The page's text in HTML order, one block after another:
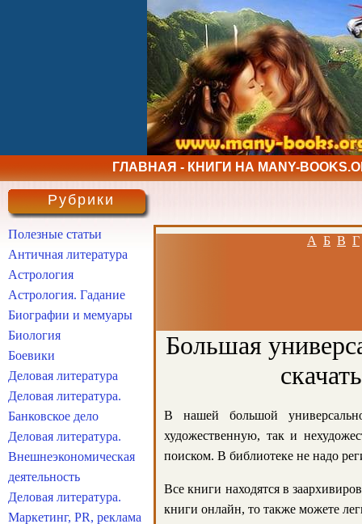
ГЛАВНАЯ - КНИГИ НА MANY-
А Б В Г
Большая
В нашей большой
художественную, так и
поиском. В библиотеке не надо
Все книги находятся в
книги онлайн, то также можете
Рубрики
Полезные статьи
Античная литература
Астрология
Астрология. Гадание
Биографии и мемуары
Биология
Боевики
Деловая литература
Деловая литература.
Банковское дело
Деловая литература.
Внешнеэкономическая
деятельность
Деловая литература.
Маркетинг, PR, реклама